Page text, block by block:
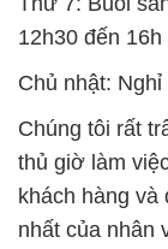
12h30 đến 16h
Chủ nhật:
Chúng tôi rất
thủ giờ làm
khách hàng và
nhất của nhân